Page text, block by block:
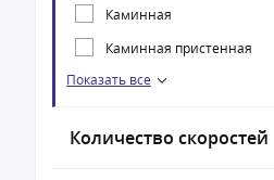
Каминная
Каминная пристенная
Наклонная
Показать все
Количество скоростей